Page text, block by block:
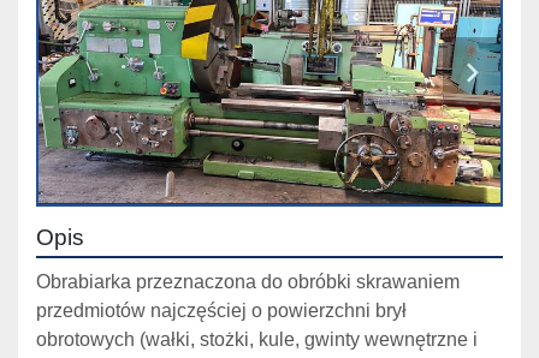
Opis
Obrabiarka przeznaczona do obróbki skrawaniem
przedmiotów najczęściej o powierzchni brył
obrotowych (wałki, stożki, kule, gwinty wewnętrzne i